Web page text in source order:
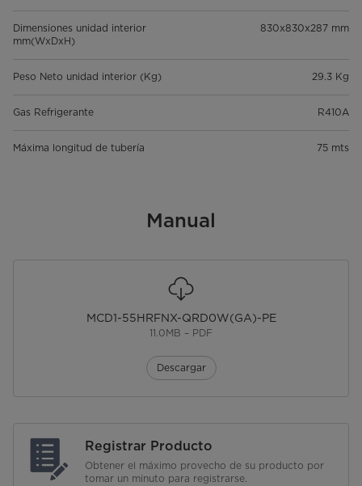
Dimensiones unidad interior
mm(WxDxH)
830x830x287 mm
Peso Neto unidad interior (Kg) 29.3 Kg
Gas Refrigerante R410A
Máxima longitud de tubería 75 mts
Manual
MCD1-55HRFNX-QRD0W(GA)-PE
11.0MB – PDF
Descargar
Registrar Producto
Obtener el máximo provecho de su producto por
tomar un minuto para registrarse.